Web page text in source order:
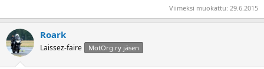
Viimeksi muokattu: 29.6.2015
Roark
Laissez-faire MotOrg ry jäsen